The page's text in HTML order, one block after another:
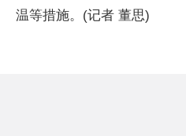
温等措施。(记者 董思)